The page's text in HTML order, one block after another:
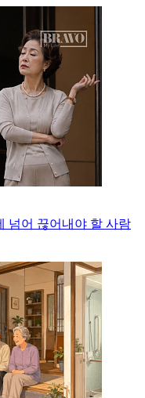
넘어 끊어내야 할 사람